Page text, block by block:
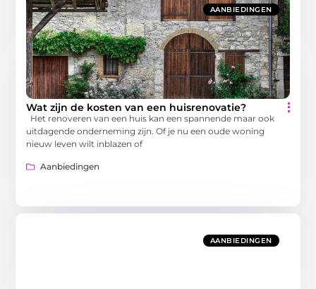
AANBIEDINGEN
Wat zijn de kosten van een huisrenovatie?
Het renoveren van een huis kan een spannende maar ook
uitdagende onderneming zijn. Of je nu een oude woning
nieuw leven wilt inblazen of
Aanbiedingen
AANBIEDINGEN